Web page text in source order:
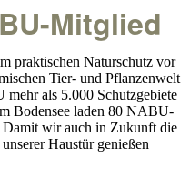
Mitglied
praktischen Naturschutz vor
Tier- und Pflanzenwelt
als 5.000 Schutzgebiete
Bodensee laden 80 NABU-
Damit wir auch in Zukunft die
Haustür genießen